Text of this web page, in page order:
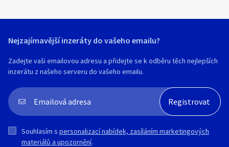
Nejzajímavější inzeráty do vašeho emailu?
Zadejte vaši emailovou adresu a přidejte se k odběru těch nejlepších
inzerátu z našeho serveru do vašeho emailu.
Souhlasím s personalizací nabídek, zasíláním marketingových
materiálů a upozornění.